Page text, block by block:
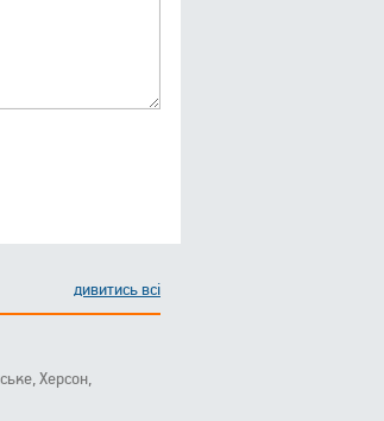
дивитись всі
Херсон,